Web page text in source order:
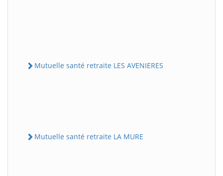
Mutuelle santé retraite LES AVENIERES
Mutuelle santé retraite LA MURE